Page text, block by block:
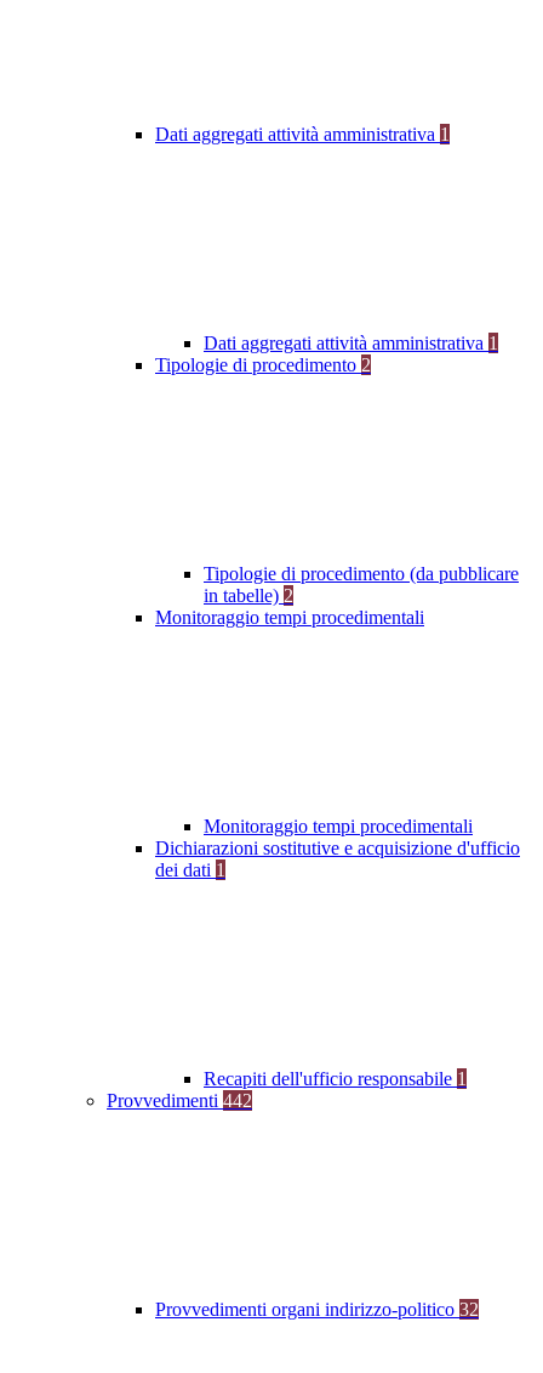
Dati aggregati attività amministrativa 1
Dati aggregati attività amministrativa 1
Tipologie di procedimento 2
Tipologie di procedimento (da pubblicare
in tabelle) 2
Monitoraggio tempi procedimentali
Monitoraggio tempi procedimentali
Dichiarazioni sostitutive e acquisizione d'ufficio
dei dati 1
Recapiti dell'ufficio responsabile 1
Provvedimenti 442
Provvedimenti organi indirizzo-politico 32